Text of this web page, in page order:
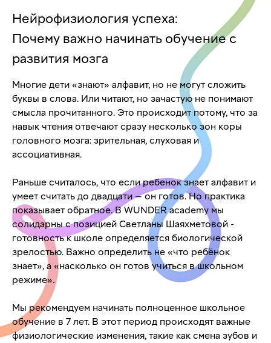
Нейрофизиология успеха:
Почему важно начинать обучение с
развития мозга
Многие дети «знают» алфавит, но не могут сложить
буквы в слова. Или читают, но зачастую не понимают
смысла прочитанного. Это происходит потому, что за
навык чтения отвечают сразу несколько зон коры
головного мозга: зрительная, слуховая и
ассоциативная.
Раньше считалось, что если ребенок знает алфавит и
умеет считать до двадцати — он готов. Но практика
показывает обратное. В WUNDER academy мы
солидарны с позицией Светланы Шаяхметовой -
готовность к школе определяется биологической
зрелостью. Важно определить не «что ребёнок
знает», а «насколько он готов учиться в школьном
режиме».
Мы рекомендуем начинать полноценное школьное
обучение в 7 лет. В этот период происходят важные
физиологические изменения, такие как смена зубов и